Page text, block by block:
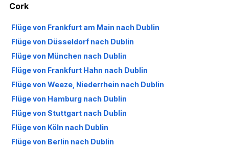
Cork
Flüge von Frankfurt am Main nach Dublin
Flüge von Düsseldorf nach Dublin
Flüge von München nach Dublin
Flüge von Frankfurt Hahn nach Dublin
Flüge von Weeze, Niederrhein nach Dublin
Flüge von Hamburg nach Dublin
Flüge von Stuttgart nach Dublin
Flüge von Köln nach Dublin
Flüge von Berlin nach Dublin